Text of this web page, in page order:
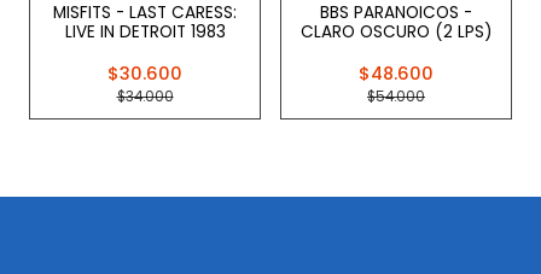
MISFITS - LAST CARESS:
LIVE IN DETROIT 1983
$30.600
$34.000
BBS PARANOICOS -
CLARO OSCURO (2 LPS)
$48.600
$54.000